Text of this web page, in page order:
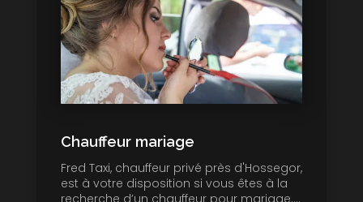
Chauffeur mariage
Fred Taxi, chauffeur privé près d'Hossegor,
est à votre disposition si vous êtes à la